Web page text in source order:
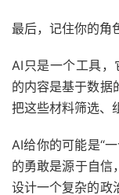
最后，记住你的角
AI只是一个工具
的内容是基于数据
把这些材料筛选、
AI给你的可能是“
的勇敢是源于自信
设计一个复杂的政